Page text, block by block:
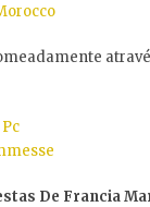
De Francia